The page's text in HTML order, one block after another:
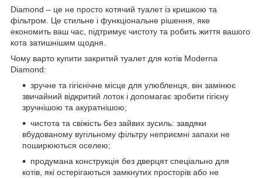
Diamond – це не просто котячий туалет із кришкою та
фільтром. Це стильне і функціональне рішення, яке
економить ваш час, підтримує чистоту та робить життя вашого
кота затишнішим щодня.
Чому варто купити закритий туалет для котів Moderna
Diamond:
зручне та гігієнічне місце для улюбленця, він замінює
звичайний відкритий лоток і допомагає зробити гігієну
зручнішою та акуратнішою;
чистота та свіжість без зайвих зусиль: завдяки
вбудованому вугільному фільтру неприємні запахи не
поширюються оселею;
продумана конструкція без дверцят спеціально для
котів, які остерігаються замкнутих просторів або не